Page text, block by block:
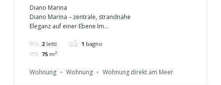
zentral & komplett
saniert – Wohnen auf
einer Ebene in
DIANO MARINA
Diano Marina
Diano Marina – zentrale, strandnahe
Eleganz auf einer Ebene Im...
2 letti 1 bagno
75 m²
Wohnung Wohnung Wohnung direkt am Meer